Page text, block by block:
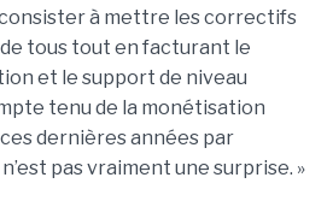
à mettre les correctifs
tous tout en facturant le
et le support de niveau
tenu de la monétisation
dernières années par
pas vraiment une surprise. »